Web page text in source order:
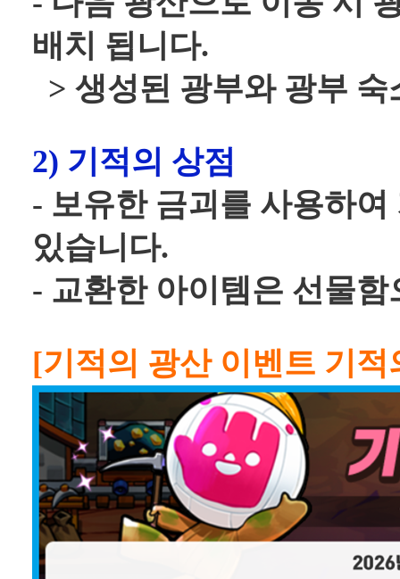
배치 됩니다.
> 생성된 광부와 광부
2) 기적의 상점
- 보유한 금괴를 사용하
있습니다.
- 교환한 아이템은 선물
[기적의 광산 이벤트 기